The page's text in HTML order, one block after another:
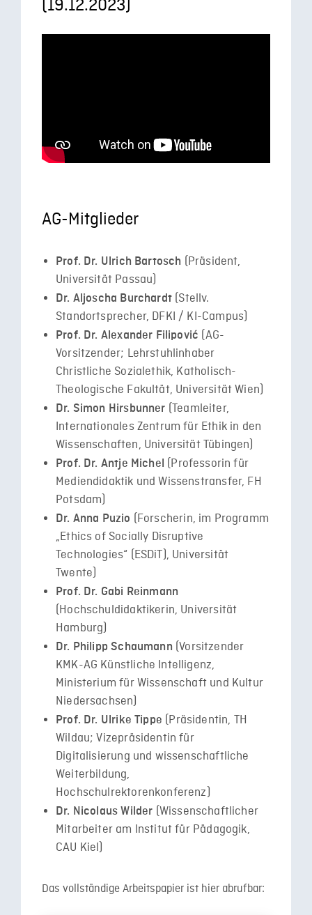
(19.12.2023)
AG-Mitglieder
Prof. Dr. Ulrich Bartosch (Präsident,
Universität Passau)
Dr. Aljoscha Burchardt(Stellv.
Standortsprecher, DFKI / KI-Campus)
Prof. Dr. Alexander Filipović (AG-
Vorsitzender; Lehrstuhlinhaber
Christliche Sozialethik, Katholisch-
Theologische Fakultät, Universität Wien)
Dr. Simon Hirsbunner (Teamleiter,
Internationales Zentrum für Ethik in den
Wissenschaften, Universität Tübingen)
Prof. Dr. Antje Michel (Professorin für
Mediendidaktik und Wissenstransfer, FH
Potsdam)
Dr. Anna Puzio (Forscherin, im Programm
„Ethics of Socially Disruptive
Technologies“ (ESDiT), Universität
Twente)
Prof. Dr. Gabi Reinmann
(Hochschuldidaktikerin, Universität
Hamburg)
Dr. Philipp Schaumann (Vorsitzender
KMK-AG Künstliche Intelligenz,
Ministerium für Wissenschaft und Kultur
Niedersachsen)
Prof. Dr. Ulrike Tippe (Präsidentin, TH
Wildau; Vizepräsidentin für
Digitalisierung und wissenschaftliche
Weiterbildung,
Hochschulrektorenkonferenz)
Dr. Nicolaus Wilder (Wissenschaftlicher
Mitarbeiter am Institut für Pädagogik,
CAU Kiel)
Das vollständige Arbeitspapier ist hier abrufbar: